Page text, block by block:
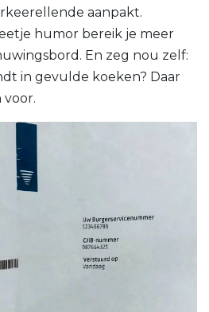
aanpakt.
humor bereik je meer
En zeg nou zelf:
in gevulde koeken? Daar